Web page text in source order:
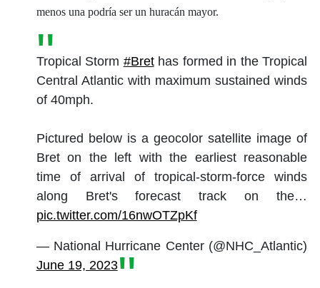
menos una podría ser un huracán mayor.
Tropical Storm #Brethas formed in the Tropical
Central Atlantic with maximum sustained winds
of 40mph.
Pictured below is a geocolor satellite image of
Bret on the left with the earliest reasonable
time of arrival of tropical-storm-force winds
along Bret's forecast track on the…
pic.twitter.com/16nwOTZpKf
— National Hurricane Center (@NHC_Atlantic)
June 19, 2023